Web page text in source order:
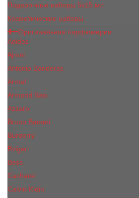
Подарочные наборы 5x15 мл
Косметические наборы
Оригинальная парфюмерия
Adidas
Ajmal
Antonio Banderas
Armaf
Armand Basi
Azzaro
Bruno Banani
Burberry
Bvlgari
Boss
Cacharel
Calvin Klein